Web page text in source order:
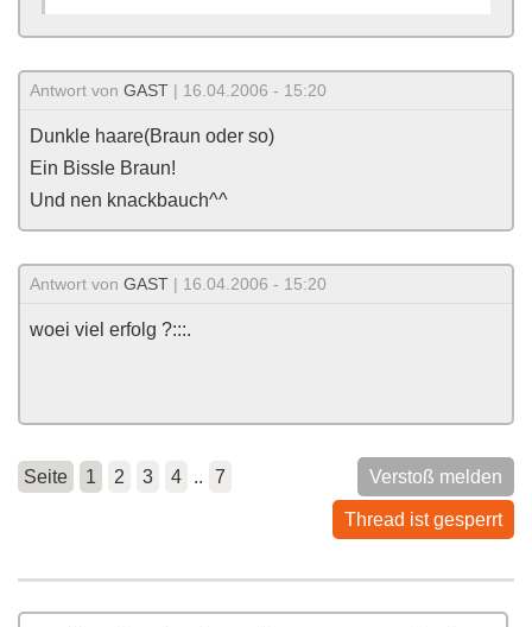
Antwort von GAST | 16.04.2006 - 15:20
Dunkle haare(Braun oder so)
Ein Bissle Braun!
Und nen knackbauch^^
Antwort von GAST | 16.04.2006 - 15:20
woei viel erfolg ?:::.
Seite 1 2 3 4 .. 7 Verstoß melden
Thread ist gesperrt